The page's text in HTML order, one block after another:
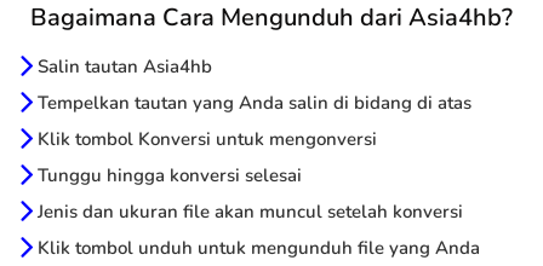
Bagaimana Cara Mengunduh dari Asia4hb?
Salin tautan Asia4hb
Tempelkan tautan yang Anda salin di bidang di atas
Klik tombol Konversi untuk mengonversi
Tunggu hingga konversi selesai
Jenis dan ukuran file akan muncul setelah konversi
Klik tombol unduh untuk mengunduh file yang Anda